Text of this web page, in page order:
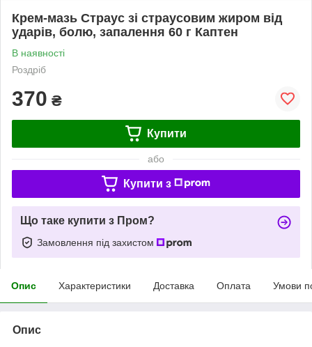
Крем-мазь Страус зі страусовим жиром від
ударів, болю, запалення 60 г Каптен
В наявності
Роздріб
370 ₴
Купити
або
Купити з
Що таке купити з Пром?
Замовлення під захистом
Опис Характеристики Доставка Оплата Умови
Опис